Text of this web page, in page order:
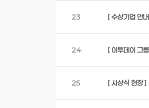
23 [ 수상기업 안
24 [ 이투데이 그
25 [ 시상식 현장